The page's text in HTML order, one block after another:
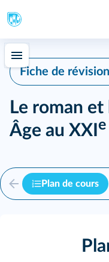
Fiche de
Le roman
Âge au XXI e
Plan de cours